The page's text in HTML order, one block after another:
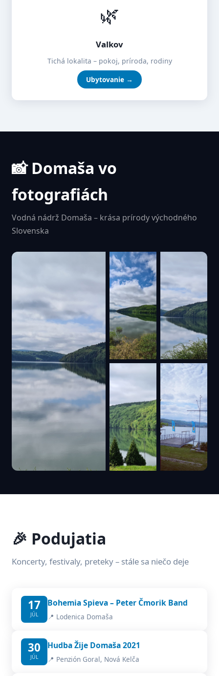
🌿
Valkov
Tichá lokalita – pokoj, príroda, rodiny
Ubytovanie →
📸 Domaša vo
fotografiách
Vodná nádrž Domaša – krása prírody východného
Slovenska
🎉 Podujatia
Koncerty, festivaly, preteky – stále sa niečo deje
17
JÚL
Bohemia Spieva – Peter Čmorik Band
📍 Lodenica Domaša
30
JÚL
Hudba Žije Domaša 2021
📍 Penzión Goral, Nová Kelča